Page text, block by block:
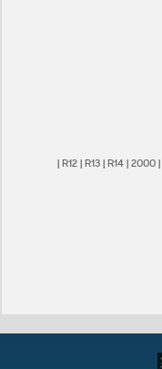
| R12| R13| R14| 2000|